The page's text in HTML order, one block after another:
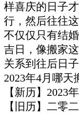
样喜庆的日子
行，然后往往
不仅仅只有结
吉日，像搬家
关系到往后日
2023年4月哪天
【新历】2023
【旧历】二零